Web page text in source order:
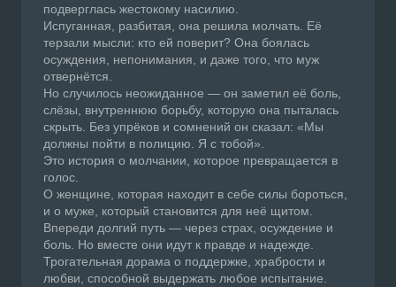
подверглась жестокому насилию.
Испуганная, разбитая, она решила молчать. Её
терзали мысли: кто ей поверит? Она боялась
осуждения, непонимания, и даже того, что муж
отвернётся.
Но случилось неожиданное — он заметил её боль,
слёзы, внутреннюю борьбу, которую она пыталась
скрыть. Без упрёков и сомнений он сказал: «Мы
должны пойти в полицию. Я с тобой».
Это история о молчании, которое превращается в
голос.
О женщине, которая находит в себе силы бороться,
и о муже, который становится для неё щитом.
Впереди долгий путь — через страх, осуждение и
боль. Но вместе они идут к правде и надежде.
Трогательная дорама о поддержке, храбрости и
любви, способной выдержать любое испытание.